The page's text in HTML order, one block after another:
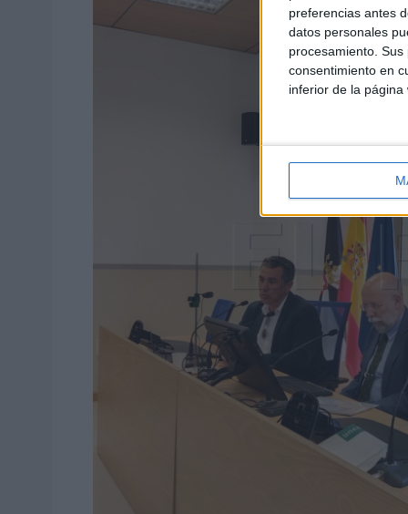
preferencias antes
datos personales
procesamiento.
consentimiento en
inferior de la página